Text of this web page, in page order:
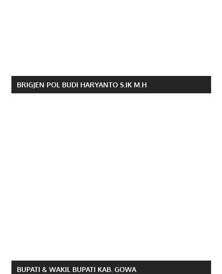
BRIGJEN POL BUDI HARYANTO S.IK M.H
BUPATI & WAKIL BUPATI KAB. GOWA